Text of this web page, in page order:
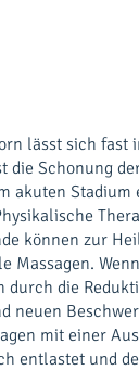
lässt sich fast
die Schonung
akuten
können zur
Massagen.
durch die
neuen
mit einer
entlastet und